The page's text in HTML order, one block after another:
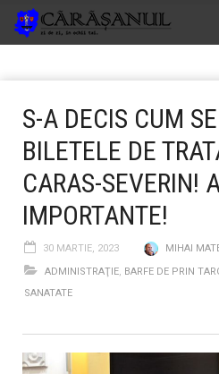
S-A DECIS CUM
BILETELE DE
CARAS-SEVERIN!
IMPORTANTE!
30 MARTIE, 2023
MIHAI
ADMINISTRAŢIE, BARFE DE PRIN
SANATATE